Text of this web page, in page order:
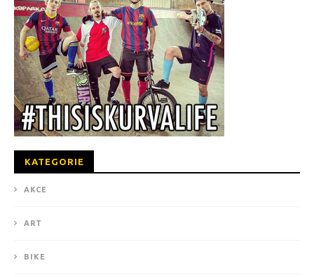
KATEGORIE
AKCE
ART
BIKE